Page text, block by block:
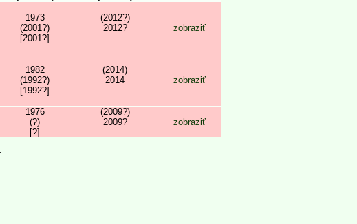
1973
(2001?)
[2001?]
(2012?)
2012?
zobraziť
1982
(1992?)
[1992?]
(2014)
2014
zobraziť
1976
(?)
[?]
(2009?)
2009?
zobraziť